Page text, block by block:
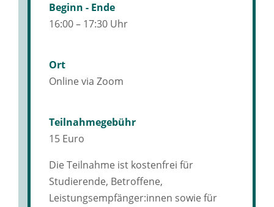
Beginn - Ende
16:00 – 17:30 Uhr
Ort
Online via Zoom
Teilnahmegebühr
15 Euro
Die Teilnahme ist kostenfrei für
Studierende, Betroffene,
Leistungsempfänger:innen sowie für